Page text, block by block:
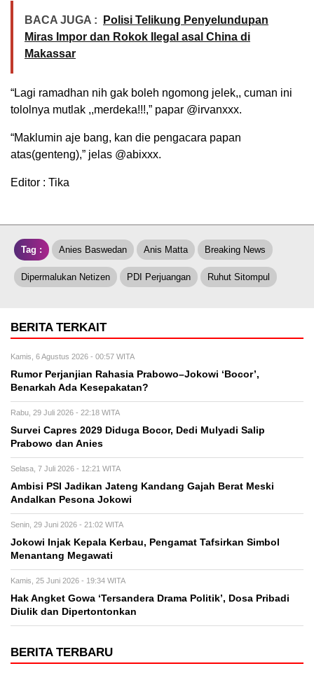
BACA JUGA :
Polisi Telikung Penyelundupan
Miras Impor dan Rokok Ilegal asal China di
Makassar
“Lagi ramadhan nih gak boleh ngomong jelek,, cuman ini
tololnya mutlak ,,merdeka!!!,” papar @irvanxxx.
“Maklumin aje bang, kan die pengacara papan
atas(genteng),” jelas @abixxx.
Editor : Tika
Tag : Anies Baswedan Anis Matta Breaking News
Dipermalukan Netizen PDI Perjuangan Ruhut Sitompul
BERITA TERKAIT
Kamis, 6 Agustus 2026 - 00:57 WITA
Rumor Perjanjian Rahasia Prabowo–Jokowi ‘Bocor’,
Benarkah Ada Kesepakatan?
Rabu, 29 Juli 2026 - 22:18 WITA
Survei Capres 2029 Diduga Bocor, Dedi Mulyadi Salip
Prabowo dan Anies
Selasa, 7 Juli 2026 - 12:21 WITA
Ambisi PSI Jadikan Jateng Kandang Gajah Berat Meski
Andalkan Pesona Jokowi
Senin, 29 Juni 2026 - 21:02 WITA
Jokowi Injak Kepala Kerbau, Pengamat Tafsirkan Simbol
Menantang Megawati
Kamis, 25 Juni 2026 - 19:34 WITA
Hak Angket Gowa ‘Tersandera Drama Politik’, Dosa Pribadi
Diulik dan Dipertontonkan
BERITA TERBARU